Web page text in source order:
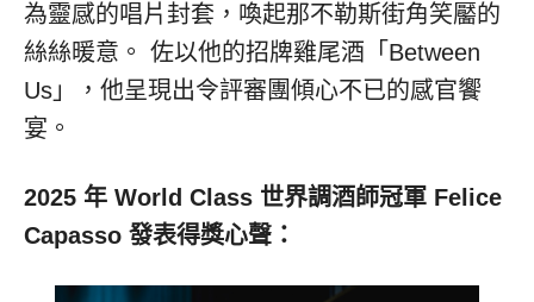
為靈感的唱片封套，喚起那不勒斯街角笑靨的
絲絲暖意。 佐以他的招牌雞尾酒「Between
Us」，他呈現出令評審團傾心不已的感官饗
宴。
2025 年 World Class 世界調酒師冠軍 Felice
Capasso 發表得獎心聲：